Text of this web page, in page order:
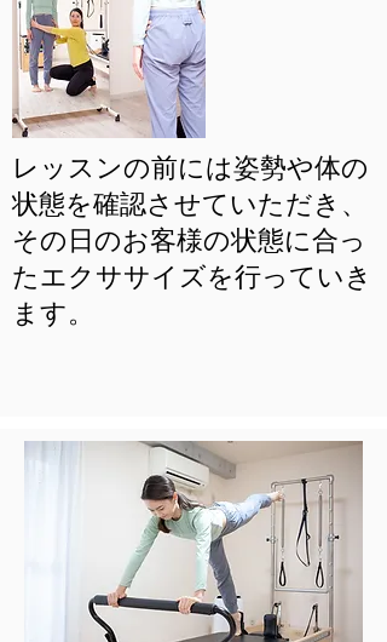
​レッスンの前には姿勢や体の
状態を確認させていただき、
その日のお客様の状態に合っ
たエクササイズを行っていき
ます。